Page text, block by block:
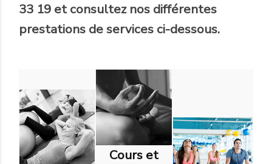
33 19 et consultez nos différentes
prestations de services ci-dessous.
Cours et